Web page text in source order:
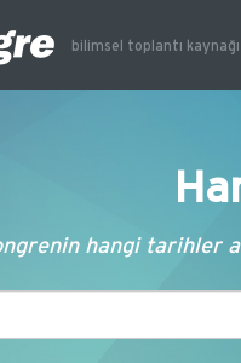
bilimsel toplantı
hangi tarihler